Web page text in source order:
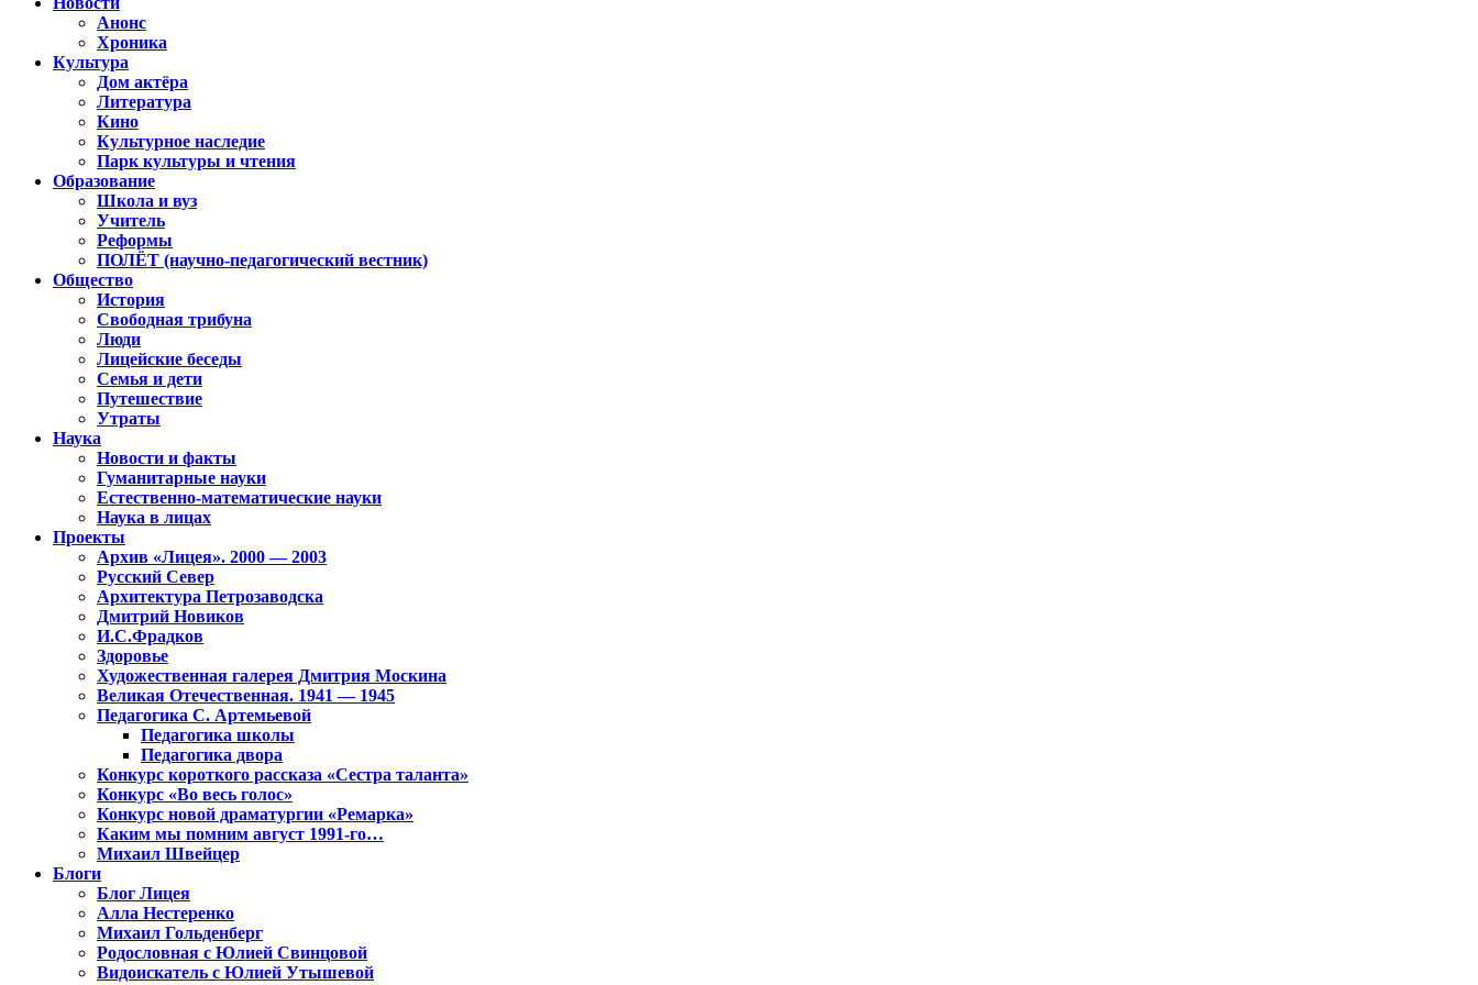
Анонс
Хроника
Культура
Дом актёра
Литература
Кино
Культурное наследие
Парк культуры и чтения
Образование
Школа и вуз
Учитель
Реформы
ПОЛЁТ (научно-педагогический вестник)
Общество
История
Свободная трибуна
Люди
Лицейские беседы
Семья и дети
Путешествие
Утраты
Наука
Новости и факты
Гуманитарные науки
Естественно-математические науки
Наука в лицах
Проекты
Архив «Лицея». 2000 — 2003
Русский Север
Архитектура Петрозаводска
Дмитрий Новиков
И.С.Фрадков
Здоровье
Художественная галерея Дмитрия Москина
Великая Отечественная. 1941 — 1945
Педагогика С. Артемьевой
Педагогика школы
Педагогика двора
Конкурс короткого рассказа «Сестра таланта»
Конкурс «Во весь голос»
Конкурс новой драматургии «Ремарка»
Каким мы помним август 1991-го…
Михаил Швейцер
Блоги
Блог Лицея
Алла Нестеренко
Михаил Гольденберг
Родословная с Юлией Свинцовой
Видоискатель с Юлией Утышевой